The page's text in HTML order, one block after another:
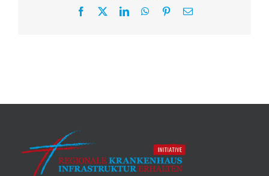
Facebook LinkedInWhatsApp
Pinterest
E-